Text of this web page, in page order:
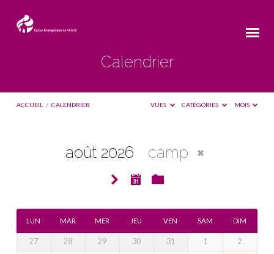
Calendrier
ACCUEIL / CALENDRIER VUES CATÉGORIES MOIS
août 2026 camp
LUN MAR MER JEU VEN SAM DIM
27 28 29 30 31 1
2